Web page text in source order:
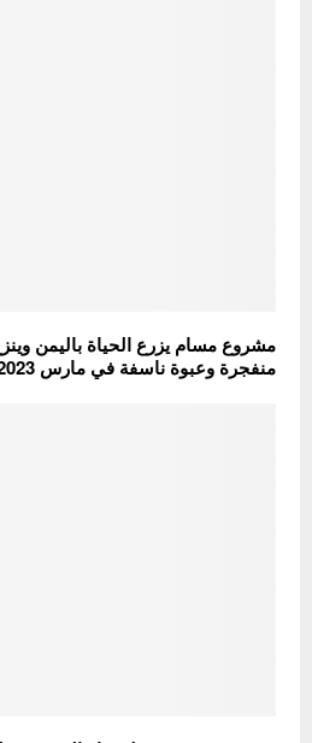
منفجرة وعبوة ناسفة في مارس 2023